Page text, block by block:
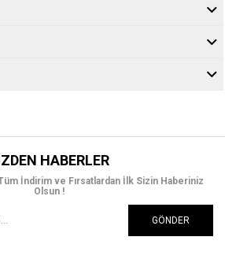
HABERLER
İndirim ve Fırsatlardan İlk Sizin Haberiniz
Olsun !
GÖNDER